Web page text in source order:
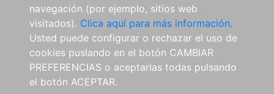
navegación (por ejemplo, sitios web
visitados). Clica aquí para más información.
Usted puede configurar o rechazar el uso de
cookies puslando en el botón CAMBIAR
PREFERENCIAS o aceptarlas todas pulsando
el botón ACEPTAR.